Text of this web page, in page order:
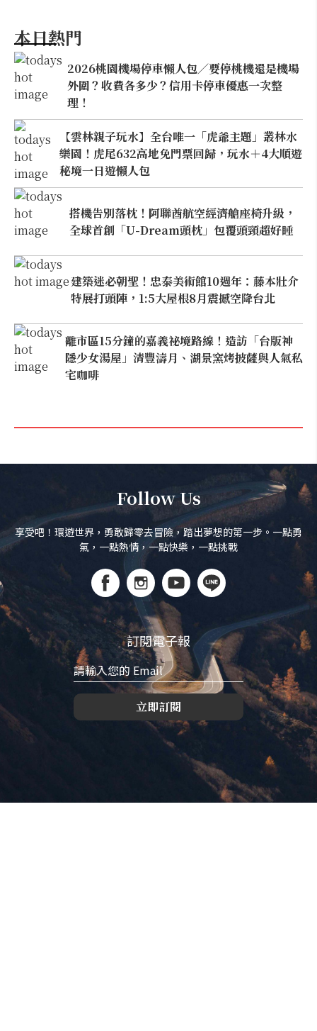
本日熱門
2026桃園機場停車懶人包／要停桃機還是機場
外圍？收費各多少？信用卡停車優惠一次整
理！
【雲林親子玩水】全台唯一「虎爺主題」叢林水
樂園！虎尾632高地免門票回歸，玩水＋4大順遊
秘境一日遊懶人包
搭機告別落枕！阿聯酋航空經濟艙座椅升級，
全球首創「U-Dream頭枕」包覆頭頸超好睡
建築迷必朝聖！忠泰美術館10週年：藤本壯介
特展打頭陣，1:5大屋根8月震撼空降台北
離市區15分鐘的嘉義祕境路線！造訪「台版神
隱少女湯屋」清豐濤月、湖景窯烤披薩與人氣私
宅咖啡
Follow Us
享受吧！環遊世界，勇敢歸零去冒險，踏出夢想的第一步。一點勇
氣，一點熱情，一點快樂，一點挑戰
訂閱電子報
立即訂閱